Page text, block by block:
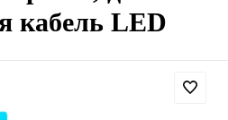
кабель LED